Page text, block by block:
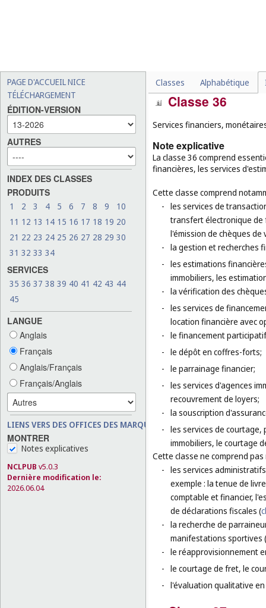
PAGE D'ACCUEIL NICE
TÉLÉCHARGEMENT
ÉDITION-VERSION
AUTRES
INDEX DES CLASSES
PRODUITS
1 2 3 4 5 6 7 8 9
10
11 12 13 14 15 16 17 18 19 20
21 22 23 24 25 26 27 28 29 30
31 32 33 34
SERVICES
35 36 37 38 39 40 41 42 43 44
45
LANGUE
Anglais
Français
Anglais/Français
Français/Anglais
LIENS VERS DES OFFICES DES MARQUES
MONTRER
Notes explicatives
NCLPUB v5.0.3
Dernière modification le:
2026.06.04
Classes Alphabétique
l'enregistrement de
Classe 36
Services financiers,
Note explicative
La classe 36 comprend
financières, les services
Cette classe comprend
- les services de
transfert électronique de
l'émission de chèques de
- la gestion et recherches
- les estimations
immobiliers, les
- la vérification des
- les services de
location financière avec
- le financement
- le dépôt en coffres-forts;
- le parrainage financier;
- les services d'agences
recouvrement de loyers;
- la souscription
- les services de courtage,
immobiliers, le courtage
Cette classe ne comprend
- les services
exemple : la tenue de
comptable et financier,
de déclarations fiscales (
- la recherche de
manifestations sportives (
- le réapprovisionnement
- le courtage de fret, le
- l'évaluation qualitative